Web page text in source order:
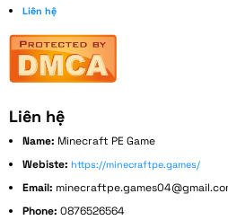
Liên hệ
Liên hệ
Name: Minecraft PE Game
Webiste:https://minecraftpe.games/
Email:
Phone:0876526564